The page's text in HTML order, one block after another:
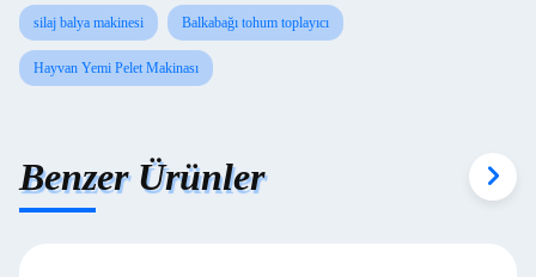
silaj balya makinesi Balkabağı tohum toplayıcı
Hayvan Yemi Pelet Makinası
Benzer Ürünler